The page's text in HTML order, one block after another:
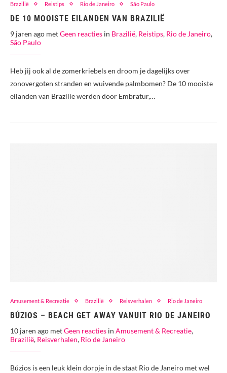
Brazilië Reistips Rio de Janeiro São Paulo
DE 10 MOOISTE EILANDEN VAN BRAZILIË
9 jaren ago metGeen reacties in Brazilië, Reistips, Rio de Janeiro,
São Paulo
Heb jij ook al de zomerkriebels en droom je dagelijks over
zonovergoten stranden en wuivende palmbomen? De 10 mooiste
eilanden van Brazilië werden door Embratur,…
Amusement & Recreatie Brazilië Reisverhalen Rio de Janeiro
BÚZIOS – BEACH GET AWAY VANUIT RIO DE JANEIRO
10 jaren ago metGeen reacties in Amusement & Recreatie,
Brazilië, Reisverhalen, Rio de Janeiro
Búzios is een leuk klein dorpje in de staat Rio de Janeiro met wel